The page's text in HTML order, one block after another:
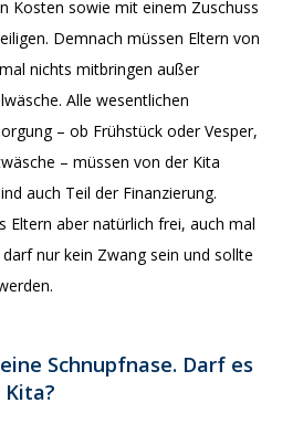
Kosten sowie mit einem Zuschuss
Demnach müssen Eltern von
nichts mitbringen außer
Alle wesentlichen
– ob Frühstück oder Vesper,
– müssen von der Kita
auch Teil der Finanzierung.
Eltern aber natürlich frei, auch mal
nur kein Zwang sein und sollte
Schnupfnase. Darf es